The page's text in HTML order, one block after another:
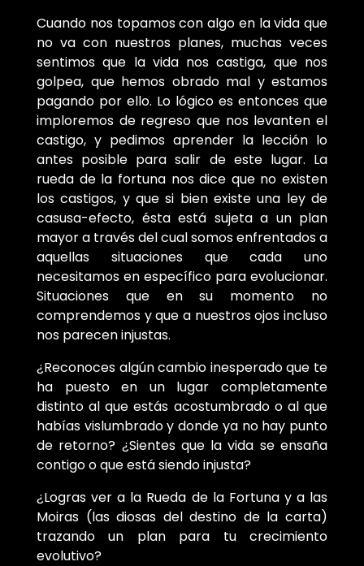
Cuando nos topamos con algo en la vida que
no va con nuestros planes, muchas veces
sentimos que la vida nos castiga, que nos
golpea, que hemos obrado mal y estamos
pagando por ello. Lo lógico es entonces que
imploremos de regreso que nos levanten el
castigo, y pedimos aprender la lección lo
antes posible para salir de este lugar. La
rueda de la fortuna nos dice que no existen
los castigos, y que si bien existe una ley de
casusa-efecto, ésta está sujeta a un plan
mayor a través del cual somos enfrentados a
aquellas situaciones que cada uno
necesitamos en específico para evolucionar.
Situaciones que en su momento no
comprendemos y que a nuestros ojos incluso
nos parecen injustas.
¿Reconoces algún cambio inesperado que te
ha puesto en un lugar completamente
distinto al que estás acostumbrado o al que
habías vislumbrado y donde ya no hay punto
de retorno? ¿Sientes que la vida se ensaña
contigo o que está siendo injusta?
¿Logras ver a la Rueda de la Fortuna y a las
Moiras (las diosas del destino de la carta)
trazando un plan para tu crecimiento
evolutivo?